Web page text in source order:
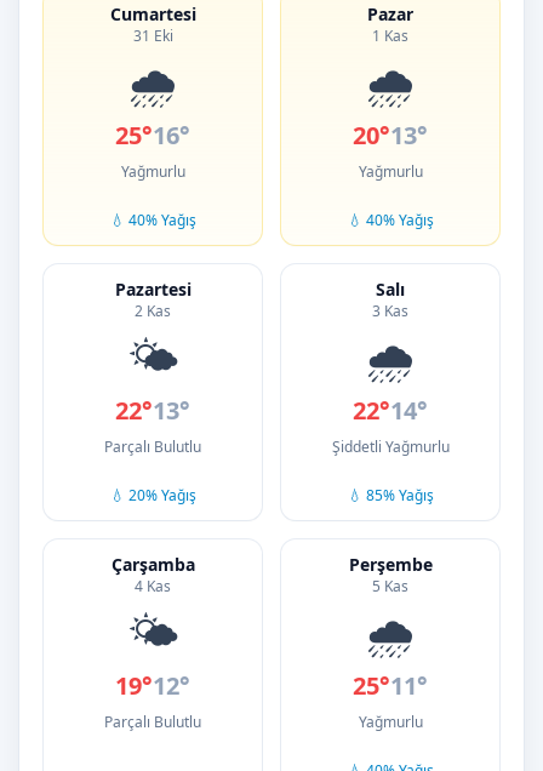
Cumartesi
31 Eki
🌧️
25°16°
Yağmurlu
💧 40% Yağış
Pazar
1 Kas
🌧️
20°13°
Yağmurlu
💧 40% Yağış
Pazartesi
2 Kas
🌤️
22°13°
Parçalı Bulutlu
💧 20% Yağış
Salı
3 Kas
🌧️
22°14°
Şiddetli Yağmurlu
💧 85% Yağış
Çarşamba
4 Kas
🌤️
19°12°
Parçalı Bulutlu
Perşembe
5 Kas
🌧️
25°11°
Yağmurlu